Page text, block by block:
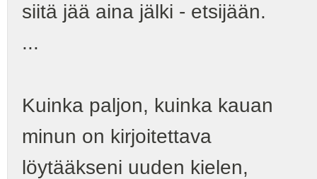
siitä jää aina jälki - etsijään.
...
Kuinka paljon, kuinka kauan
minun on kirjoitettava
löytääkseni uuden kielen,